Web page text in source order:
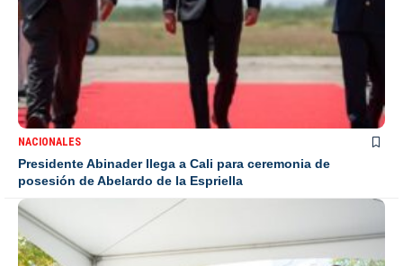
NACIONALES
Presidente Abinader llega a Cali para ceremonia de
posesión de Abelardo de la Espriella